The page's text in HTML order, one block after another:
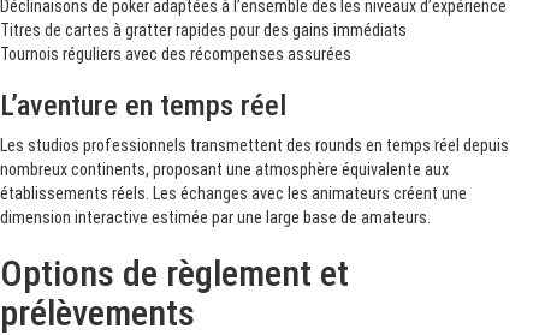
Déclinaisons de poker adaptées à l’ensemble des les niveaux d’expérience
Titres de cartes à gratter rapides pour des gains immédiats
Tournois réguliers avec des récompenses assurées
L’aventure en temps réel
Les studios professionnels transmettent des rounds en temps réel depuis
nombreux continents, proposant une atmosphère équivalente aux
établissements réels. Les échanges avec les animateurs créent une
dimension interactive estimée par une large base de amateurs.
Options de règlement et
prélèvements